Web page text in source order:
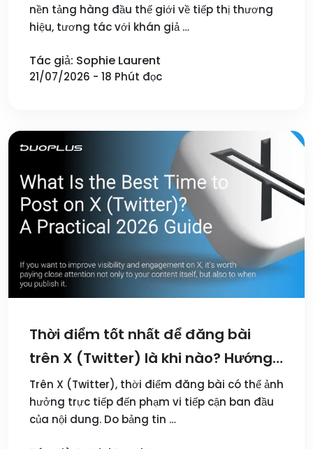
nền tảng hàng đầu thế giới về tiếp thị thương
hiệu, tương tác với khán giả …
Tác giả: Sophie Laurent
21/07/2026 - 18 Phút đọc
Thời điểm tốt nhất để đăng bài
trên X (Twitter) là khi nào? Hướng
dẫn thực tế năm 2026
Trên X (Twitter), thời điểm đăng bài có thể ảnh
hưởng trực tiếp đến phạm vi tiếp cận ban đầu
của nội dung. Do bảng tin …